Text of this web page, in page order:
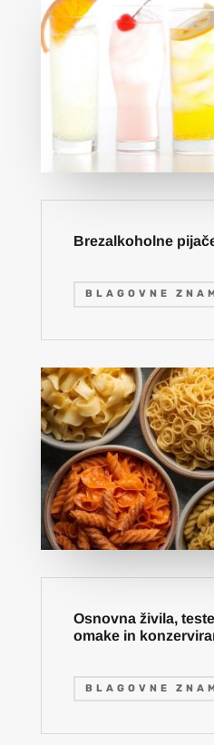
Brezalkoholne
BLAGOVNE
Osnovna živila,
omake in
BLAGOVNE